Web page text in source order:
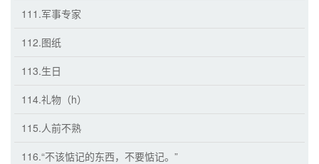
111.军事专家
112.图纸
113.生日
114.礼物（h）
115.人前不熟
116.“不该惦记的东西，不要惦记。”